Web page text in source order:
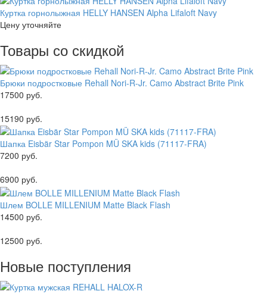
Куртка горнолыжная HELLY HANSEN Alpha Lifaloft Navy
Цену уточняйте
Товары со скидкой
Брюки подростковые Rehall Nori-R-Jr. Camo Abstract Brite Pink
17500 руб.
15190 руб.
Шапка Eisbär Star Pompon MÜ SKA kids (71117-FRA)
7200 руб.
6900 руб.
Шлем BOLLE MILLENIUM Matte Black Flash
14500 руб.
12500 руб.
Новые поступления